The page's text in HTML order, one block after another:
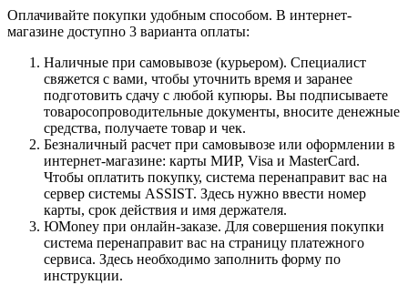
Оплачивайте покупки удобным способом. В интернет-
магазине доступно 3 варианта оплаты:
Наличные при самовывозе (курьером). Специалист
свяжется с вами, чтобы уточнить время и заранее
подготовить сдачу с любой купюры. Вы подписываете
товаросопроводительные документы, вносите денежные
средства, получаете товар и чек.
Безналичный расчет при самовывозе или оформлении в
интернет-магазине: карты МИР, Visa и MasterCard.
Чтобы оплатить покупку, система перенаправит вас на
сервер системы ASSIST. Здесь нужно ввести номер
карты, срок действия и имя держателя.
ЮMoney при онлайн-заказе. Для совершения покупки
система перенаправит вас на страницу платежного
сервиса. Здесь необходимо заполнить форму по
инструкции.